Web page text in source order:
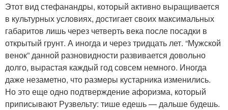
Этот вид стефанандры, который активно выращивается
в культурных условиях, достигает своих максимальных
габаритов лишь через четверть века после посадки в
открытый грунт. А иногда и через тридцать лет. “Мужской
венок” данной разновидности развивается довольно
долго, вырастая каждый год совсем немного. Иногда
даже незаметно, что размеры кустарника изменились.
Но это еще одно подтверждение афоризма, который
приписывают Рузвельту: тише едешь — дальше будешь.